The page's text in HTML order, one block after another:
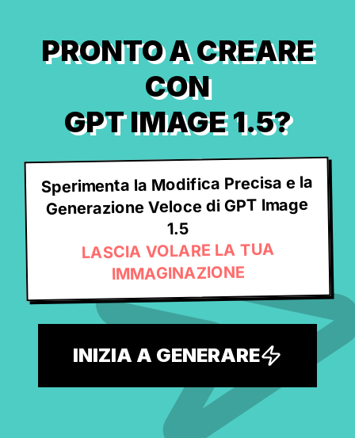
PRONTO A CREARE
CON
GPT IMAGE 1.5?
Sperimenta la Modifica Precisa e la
Generazione Veloce di GPT Image
1.5
LASCIA VOLARE LA TUA
IMMAGINAZIONE
INIZIA A GENERARE